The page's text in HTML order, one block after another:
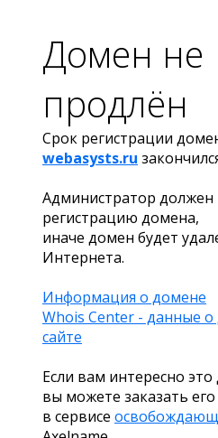
Домен не
продлён
Срок регистрации
webasysts.ru
Администратор должен
регистрацию домена,
иначе домен будет
Интернета.
Информация о домене
Whois Center - данные
сайте
Если вам интересно
вы можете заказать
в сервисе